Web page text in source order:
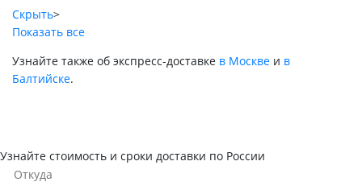
Скрыть>
Показать все
Узнайте также об экспресс-доставке в Москве и в
Балтийске.
Узнайте стоимость и сроки доставки по России